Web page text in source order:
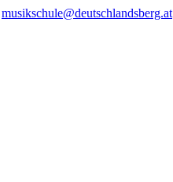
musikschule@deutschlandsberg.at